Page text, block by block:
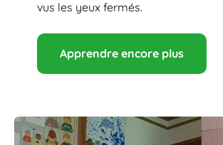
vus les yeux fermés.
Apprendre encore plus